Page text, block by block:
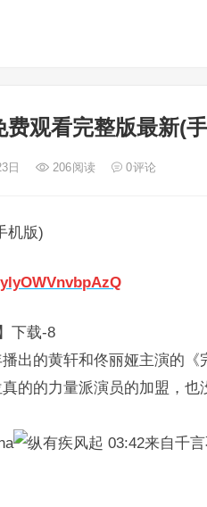
费观看完整版最新(
日 206阅读 0评论
机版)
下载-8
出的黄轩和佟丽娅主演的《
的的力量派演员的加盟，也
03:42来自千